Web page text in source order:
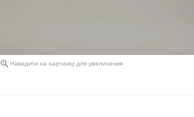
 Наведите на картинку для увеличения